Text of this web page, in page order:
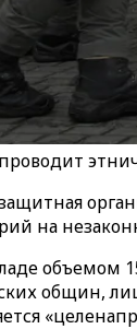
на
объемом
общин,